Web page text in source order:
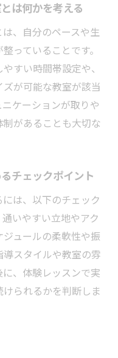
ノ教室選びの秘訣
の選び方と年齢の
ノ教室の選定ポイ
ピアノ教室の特徴
とのバランスを考
室選びのポイント
教室選定
は何かを考える
、自分のペースや生
っていることです。
すい時間帯設定や、
が可能な教室が該当
ケーションが取りや
があることも大切な
チェックポイント
は、以下のチェック
いやすい立地やアク
ュールの柔軟性や振
スタイルや教室の雰
、体験レッスンで実
られるかを判断しま